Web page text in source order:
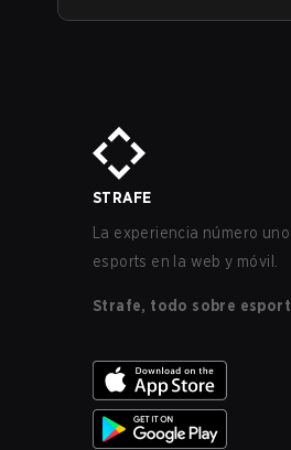
STRAFE
La experiencia número
esports en la web y móvil.
Strafe, todo sobre